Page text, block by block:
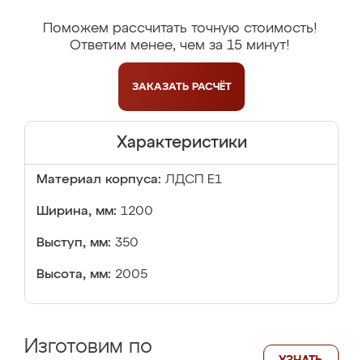
Поможем рассчитать точную стоимость!
Ответим менее, чем за 15 минут!
ЗАКАЗАТЬ РАСЧЁТ
Характеристики
Материал корпуса: ЛДСП Е1
Ширина, мм: 1200
Выступ, мм: 350
Высота, мм: 2005
Изготовим по